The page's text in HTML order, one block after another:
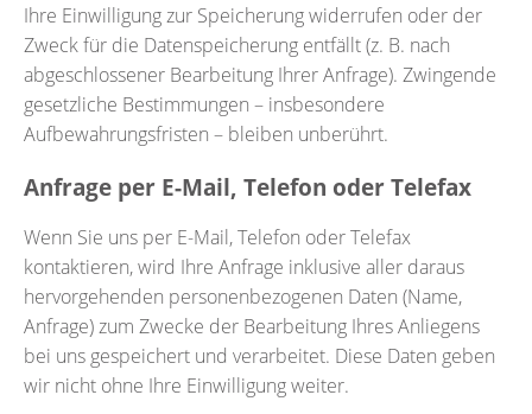
Ihre Einwilligung zur Speicherung widerrufen oder der
Zweck für die Datenspeicherung entfällt (z. B. nach
abgeschlossener Bearbeitung Ihrer Anfrage). Zwingende
gesetzliche Bestimmungen – insbesondere
Aufbewahrungsfristen – bleiben unberührt.
Anfrage per E-Mail, Telefon oder Telefax
Wenn Sie uns per E-Mail, Telefon oder Telefax
kontaktieren, wird Ihre Anfrage inklusive aller daraus
hervorgehenden personenbezogenen Daten (Name,
Anfrage) zum Zwecke der Bearbeitung Ihres Anliegens
bei uns gespeichert und verarbeitet. Diese Daten geben
wir nicht ohne Ihre Einwilligung weiter.